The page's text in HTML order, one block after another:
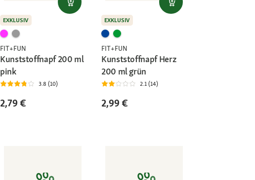
EXKLUSIV
FIT+FUN
Kunststoffnapf 200 ml
pink
3.8 (10)
2,79 €
EXKLUSIV
FIT+FUN
Kunststoffnapf Herz
200 ml grün
2.1 (14)
2,99 €